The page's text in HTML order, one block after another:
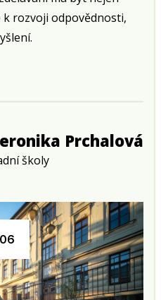
rozvoji odpovědnosti,
Prchalová
školy